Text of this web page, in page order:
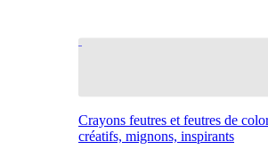
Crayons feutres et feutres de
créatifs, mignons, inspirants